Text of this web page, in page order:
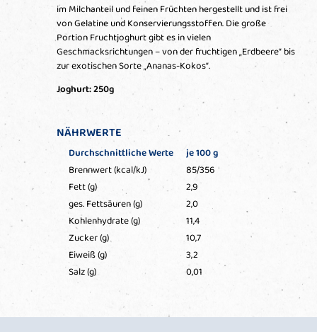
im Milchanteil und feinen Früchten hergestellt und ist frei
von Gelatine und Konservierungsstoffen. Die große
Portion Fruchtjoghurt gibt es in vielen
Geschmacksrichtungen – von der fruchtigen „Erdbeere“ bis
zur exotischen Sorte „Ananas-Kokos“.
Joghurt: 250g
NÄHRWERTE
Durchschnittliche Werte
je 100 g
Brennwert (kcal/kJ)
85/356
Fett (g)
2,9
ges. Fettsäuren (g)
2,0
Kohlenhydrate (g)
11,4
Zucker (g)
10,7
Eiweiß (g)
3,2
Salz (g)
0,01